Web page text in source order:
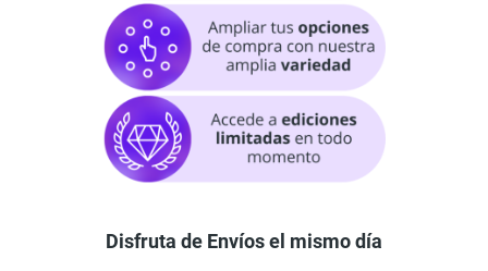
Disfruta de Envíos el mismo día